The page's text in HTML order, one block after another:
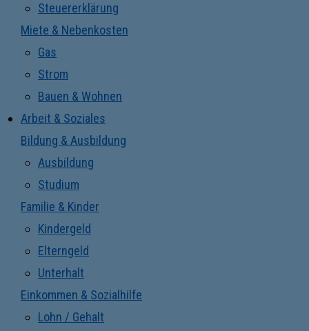
Steuererklärung
Miete & Nebenkosten
Gas
Strom
Bauen & Wohnen
Arbeit & Soziales
Bildung & Ausbildung
Ausbildung
Studium
Familie & Kinder
Kindergeld
Elterngeld
Unterhalt
Einkommen & Sozialhilfe
Lohn / Gehalt